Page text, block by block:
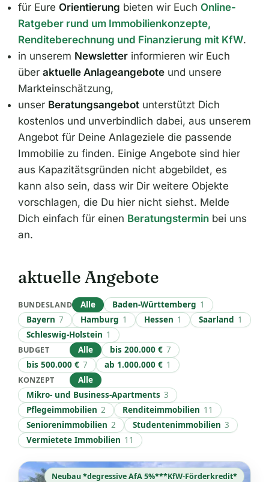
für Eure Orientierung bieten wir Euch Online-
Ratgeber rund um Immobilienkonzepte,
Renditeberechnung und Finanzierung mit KfW.
in unserem Newsletter informieren wir Euch
über aktuelle Anlageangebote und unsere
Markteinschätzung,
unser Beratungsangebot unterstützt Dich
kostenlos und unverbindlich dabei, aus unserem
Angebot für Deine Anlageziele die passende
Immobilie zu finden. Einige Angebote sind hier
aus Kapazitätsgründen nicht abgebildet, es
kann also sein, dass wir Dir weitere Objekte
vorschlagen, die Du hier nicht siehst. Melde
Dich einfach für einen Beratungstermin bei uns
an.
aktuelle Angebote
BUNDESLAND Alle Baden-Württemberg 1
Bayern 7 Hamburg 1 Hessen 1 Saarland 1
Schleswig-Holstein 1
BUDGET Alle bis 200.000 € 7
bis 500.000 € 7 ab 1.000.000 € 1
KONZEPT
Alle
Mikro- und Business-Apartments 3
Pflegeimmobilien 2 Renditeimmobilien 11
Seniorenimmobilien 2 Studentenimmobilien 3
Vermietete Immobilien 11
Neubau *degressive AfA 5%***KfW-Förderkredit*